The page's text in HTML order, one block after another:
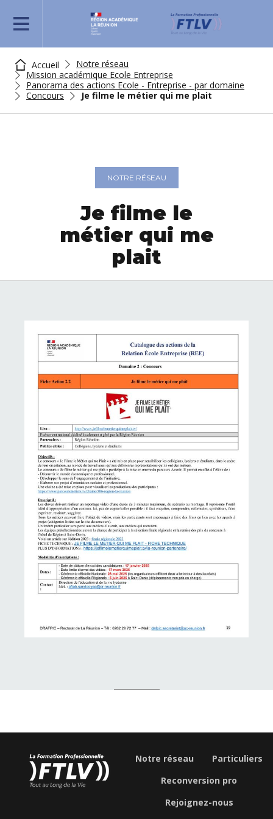
REJOIGNEZ-NOUS
Accueil
Notre réseau
Mission académique Ecole Entreprise
Panorama des actions Ecole - Entreprise - par domaine
Concours
Je filme le métier qui me plait
NOTRE RÉSEAU
Je filme le
métier qui me
plait
Notre réseau
Particuliers
Reconversion pro
Rejoignez-nous